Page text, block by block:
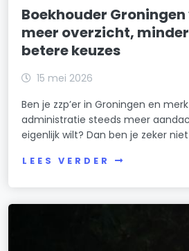
Boekhouder Groningen
meer overzicht,
betere keuzes
15 mei 2026
Ben je zzp’er in Groningen en
administratie steeds meer
eigenlijk wilt? Dan ben je zeker
LEES VERDER